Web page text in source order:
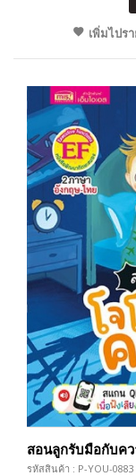
เพิ่มไปร
สอนลูกรับมือกับค
รหัสสินค้า : P-YOU-0883